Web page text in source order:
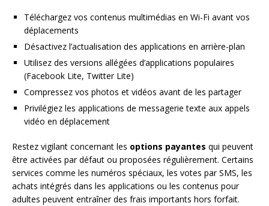
Téléchargez vos contenus multimédias en Wi-Fi avant vos
déplacements
Désactivez l’actualisation des applications en arrière-plan
Utilisez des versions allégées d’applications populaires
(Facebook Lite, Twitter Lite)
Compressez vos photos et vidéos avant de les partager
Privilégiez les applications de messagerie texte aux appels
vidéo en déplacement
Restez vigilant concernant les options payantes qui peuvent
être activées par défaut ou proposées régulièrement. Certains
services comme les numéros spéciaux, les votes par SMS, les
achats intégrés dans les applications ou les contenus pour
adultes peuvent entraîner des frais importants hors forfait.